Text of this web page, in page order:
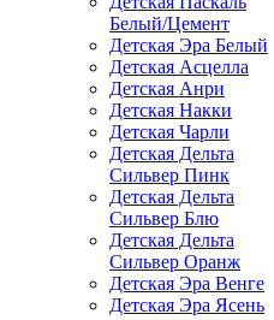
Белый/Цемент
Детская Эра Белый
Детская Асцелла
Детская Анри
Детская Накки
Детская Чарли
Детская Дельта
Сильвер Пинк
Детская Дельта
Сильвер Блю
Детская Дельта
Сильвер Оранж
Детская Эра Венге
Детская Эра Ясень